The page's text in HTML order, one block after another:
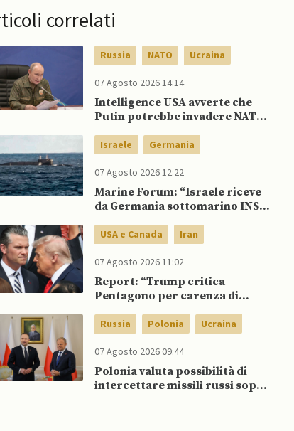
correlati
Russia NATO Ucraina
07 Agosto 2026 14:14
Intelligence USA avverte che
Putin potrebbe invadere NATO
Ucraina
Israele Germania
07 Agosto 2026 12:22
Marine Forum: “Israele riceve
da Germania sottomarino INS
USA e Canada Iran
07 Agosto 2026 11:02
Report: “Trump critica
Pentagono per carenza di
Russia Polonia Ucraina
07 Agosto 2026 09:44
Polonia valuta possibilità di
intercettare missili russi sopra